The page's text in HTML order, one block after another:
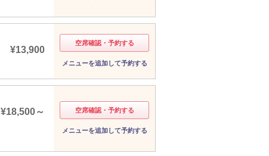
¥13,900
空席確認・予約する
メニューを追加して予約する
¥18,500～ 空席確認・予約する
メニューを追加して予約する